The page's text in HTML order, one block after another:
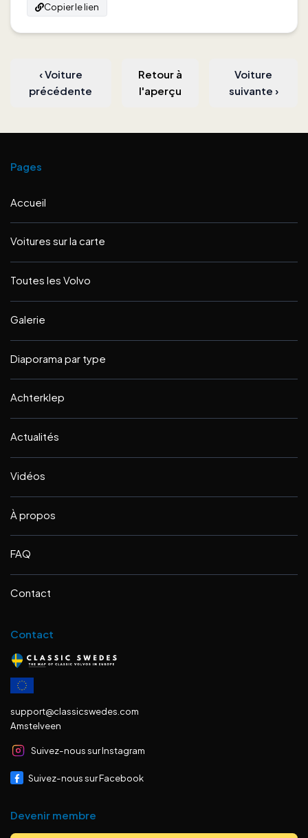
Copier le lien
‹Voiture
précédente
Retour à
l'aperçu
Voiture
suivante ›
Pages
Accueil
Voitures sur la carte
Toutes les Volvo
Galerie
Diaporama par type
Achterklep
Actualités
Vidéos
À propos
FAQ
Contact
Contact
support@classicswedes.com
Amstelveen
Suivez-nous sur Instagram
Suivez-nous sur Facebook
Devenir membre